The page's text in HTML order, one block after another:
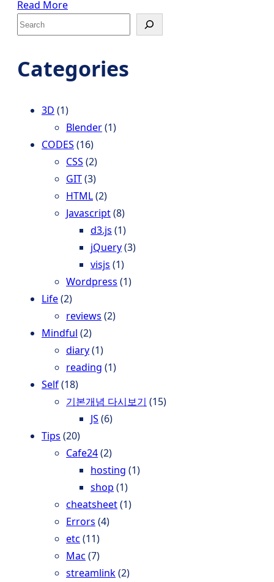
Read More
S
e
rCategories
3D (1)
Blender(1)
CODES (16)
CSS (2)
GIT(3)
HTML(2)
Javascript(8)
d3.js (1)
jQuery(3)
visjs (1)
Wordpress (1)
Life(2)
reviews (2)
Mindful (2)
diary(1)
reading (1)
Self(18)
기본개념 다시보기 (15)
JS (6)
Tips (20)
Cafe24(2)
hosting (1)
shop (1)
cheatsheet(1)
Errors (4)
etc (11)
Mac (7)
streamlink(2)